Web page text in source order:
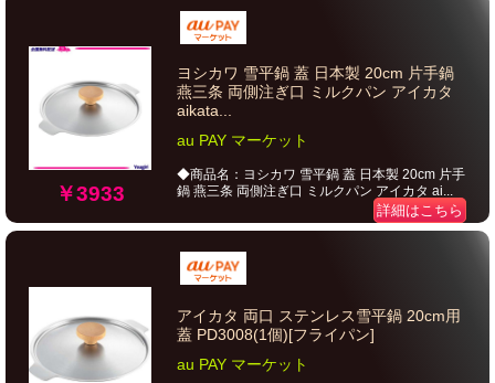
￥3933
ヨシカワ 雪平鍋 蓋 日本製 20cm 片手鍋
燕三条 両側注ぎ口 ミルクパン アイカタ
aikata...
au PAY マーケット
◆商品名：ヨシカワ 雪平鍋 蓋 日本製 20cm 片手
鍋 燕三条 両側注ぎ口 ミルクパン アイカタ ai...
詳細はこちら
アイカタ 両口 ステンレス雪平鍋 20cm用
蓋 PD3008(1個)[フライパン]
au PAY マーケット